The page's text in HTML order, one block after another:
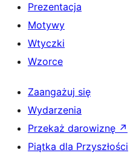
Prezentacja
Motywy
Wtyczki
Wzorce
Zaangażuj się
Wydarzenia
Przekaż darowiznę ↗
Piątka dla Przyszłości